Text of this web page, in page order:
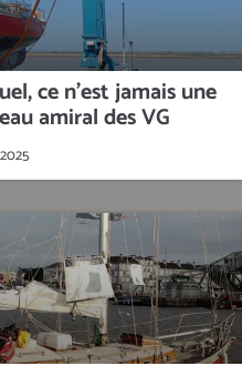
ce n'est jamais une
amiral des VG